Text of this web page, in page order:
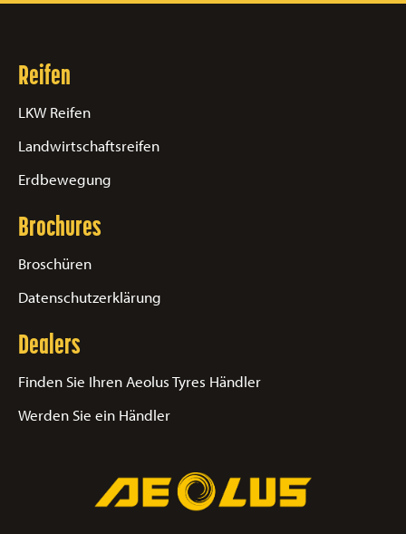
Reifen
LKW Reifen
Landwirtschaftsreifen
Erdbewegung
Brochures
Broschüren
Datenschutzerklärung
Dealers
Finden Sie Ihren Aeolus Tyres Händler
Werden Sie ein Händler